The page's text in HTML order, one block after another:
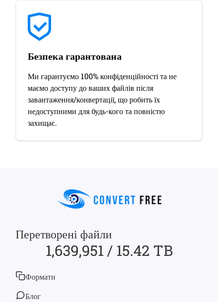
Безпека гарантована
Ми гарантуємо 100% конфіденційності та не
маємо доступу до ваших файлів після
завантаження/конвертації, що робить їх
недоступними для будь-кого та повністю
захищає.
Перетворені файли
1,639,951 / 15.42 TB
Формати
Блог